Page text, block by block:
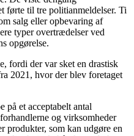
førte til tre politianmeldelser. Ti
salg eller opbevaring af
typer overtrædelser ved
opgørelse.
fordi der var sket en drastisk
2021, hvor der blev foretaget
på et acceptabelt antal
og virksomheder
produkter, som kan udgøre en